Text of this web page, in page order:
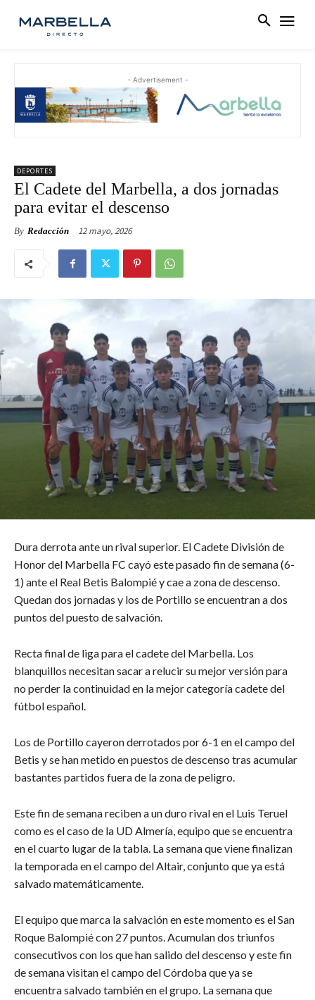
- Advertisement -
DEPORTES
El Cadete del Marbella, a dos jornadas
para evitar el descenso
By Redacción 12 mayo, 2026
Dura derrota ante un rival superior. El Cadete División de
Honor del Marbella FC cayó este pasado fin de semana (6-
1) ante el Real Betis Balompié y cae a zona de descenso.
Quedan dos jornadas y los de Portillo se encuentran a dos
puntos del puesto de salvación.
Recta final de liga para el cadete del Marbella. Los
blanquillos necesitan sacar a relucir su mejor versión para
no perder la continuidad en la mejor categoría cadete del
fútbol español.
Los de Portillo cayeron derrotados por 6-1 en el campo del
Betis y se han metido en puestos de descenso tras acumular
bastantes partidos fuera de la zona de peligro.
Este fin de semana reciben a un duro rival en el Luis Teruel
como es el caso de la UD Almería, equipo que se encuentra
en el cuarto lugar de la tabla. La semana que viene finalizan
la temporada en el campo del Altair, conjunto que ya está
salvado matemáticamente.
El equipo que marca la salvación en este momento es el San
Roque Balompié con 27 puntos. Acumulan dos triunfos
consecutivos con los que han salido del descenso y este fin
de semana visitan el campo del Córdoba que ya se
encuentra salvado también en el grupo. La semana que